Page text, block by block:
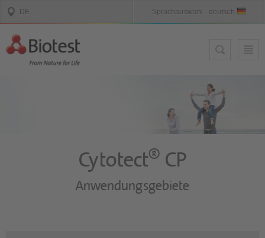
Cytotect® CP
Anwendungsgebiete